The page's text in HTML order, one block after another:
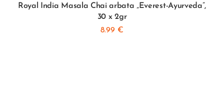
Royal India Masala Chai arbata „Everest-Ayurveda”,
30 x 2gr
8.99 €